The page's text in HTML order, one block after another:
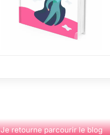
Je retourne parcourir le blog